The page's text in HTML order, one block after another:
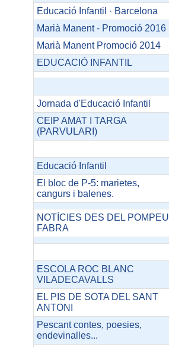
Educació Infantil · Barcelona
Marià Manent - Promoció 2016
Marià Manent Promoció 2014
EDUCACIÓ INFANTIL
Jornada d'Educació Infantil
CEIP AMAT I TARGA
(PARVULARI)
Educació Infantil
El bloc de P-5: marietes,
cangurs i balenes.
NOTÍCIES DES DEL POMPEU
FABRA
ESCOLA ROC BLANC
VILADECAVALLS
EL PIS DE SOTA DEL SANT
ANTONI
Pescant contes, poesies,
endevinalles...